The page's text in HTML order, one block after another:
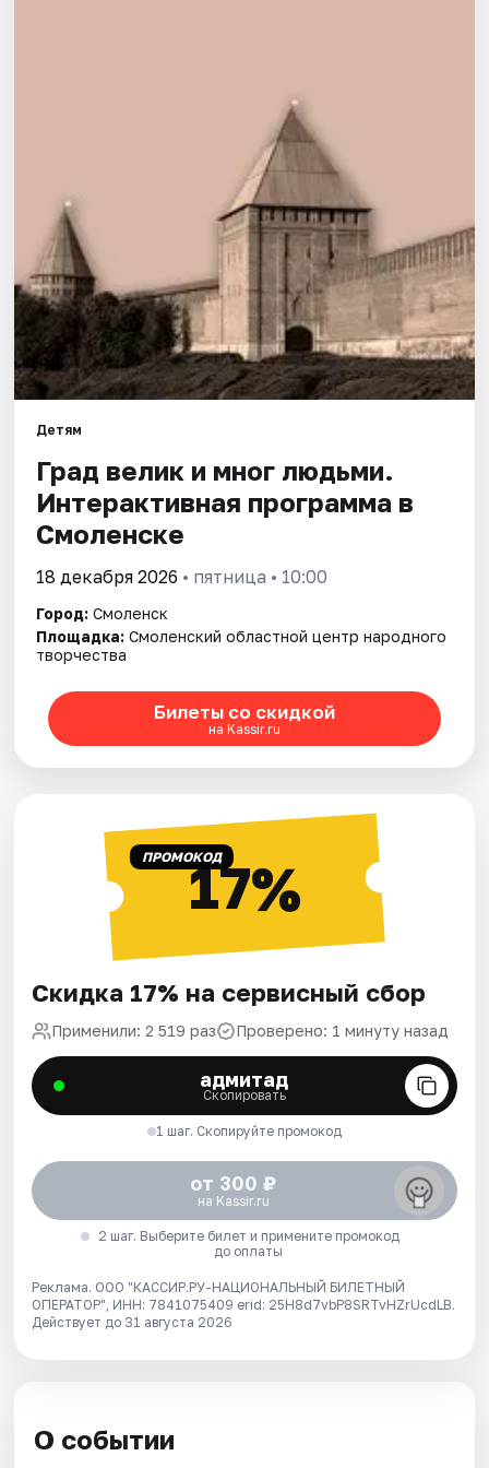
Детям
Град велик и мног людьми.
Интерактивная программа в
Смоленске
18 декабря 2026 • пятница • 10:00
Город: Смоленск
Площадка: Смоленский областной центр народного
творчества
Билеты со скидкой
на Kassir.ru
ПРОМОКОД17%
Скидка 17% на сервисный сбор
Применили: 2 519 раз Проверено: 1 минуту назад
адмитад
Скопировать
1 шаг. Скопируйте промокод
от 300 ₽
на Kassir.ru
2 шаг. Выберите билет и примените промокод
до оплаты
Реклама. ООО "КАССИР.РУ-НАЦИОНАЛЬНЫЙ БИЛЕТНЫЙ
ОПЕРАТОР", ИНН: 7841075409 erid: 25H8d7vbP8SRTvHZrUcdLB.
Действует до 31 августа 2026
О событии